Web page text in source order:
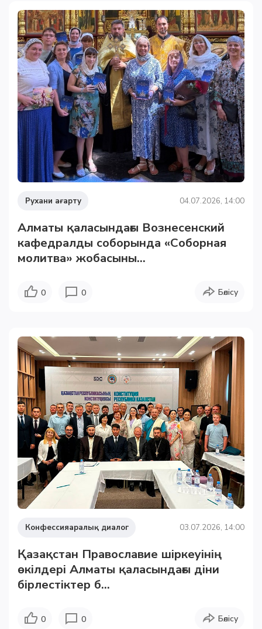
Рухани ағарту 04.07.2026, 14:00
Алматы қаласындағы Вознесенский
кафедралды соборында «Соборная
молитва» жобасыны...
0 0 Бөлісу
Конфессияаралық диалог 03.07.2026, 14:00
Қазақстан Православие шіркеуінің
өкілдері Алматы қаласындағы діни
бірлестіктер б...
0 0 Бөлісу